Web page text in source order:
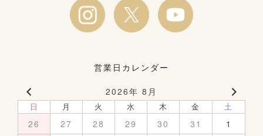
営業日カレンダー
2026年 8月
日 月 火 水 木 金 土
26 27 28 29 30 31
1